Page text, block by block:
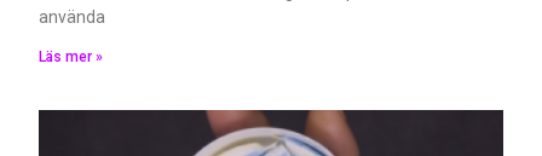
använda
Läs mer »